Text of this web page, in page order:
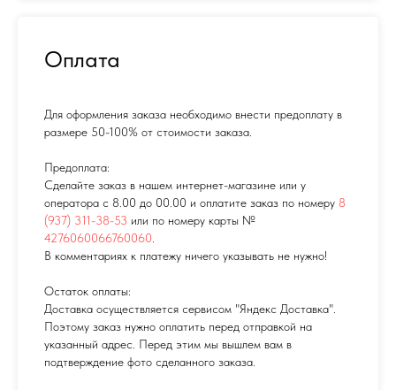
Оплата
Для оформления заказа необходимо внести предоплату в
размере 50-100% от стоимости заказа.
Предоплата:
Сделайте заказ в нашем интернет-магазине или у
оператора с 8.00 до 00.00 и оплатите заказ по номеру 8
(937) 311-38-53 или по номеру карты №
4276060066760060
В комментариях к платежу ничего указывать не нужно!
Остаток оплаты:
Доставка осуществляется сервисом "Яндекс Доставка".
Поэтому заказ нужно оплатить перед отправкой на
указанный адрес. Перед этим мы вышлем вам в
подтверждение фото сделанного заказа.